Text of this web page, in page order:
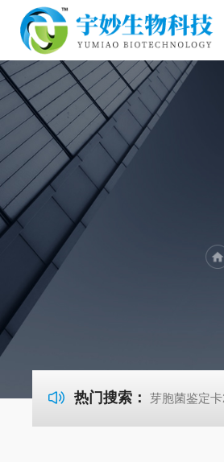
热门搜索： 芽胞菌鉴定卡21345,革兰氏阴性细菌鉴定卡21341,革兰氏阳性细菌鉴定卡21342,TSA胰酪大豆胨琼脂培养基,SDA沙氏葡萄糖琼脂培养基 芽胞菌鉴定卡21345,革兰氏阴性细菌鉴定卡21341,革兰氏阳性细菌鉴定卡21342,TSA胰酪大豆胨琼脂培养基,SDA沙氏葡萄糖琼脂培养基 芽胞菌鉴定卡21345,革兰氏阴